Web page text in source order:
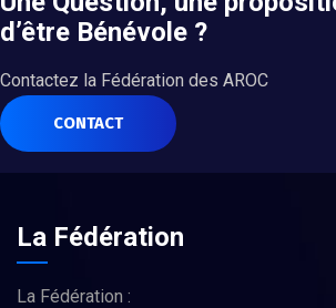
d’être Bénévole ?
Contactez la Fédération des AROC
CONTACT
La Fédération
La Fédération :